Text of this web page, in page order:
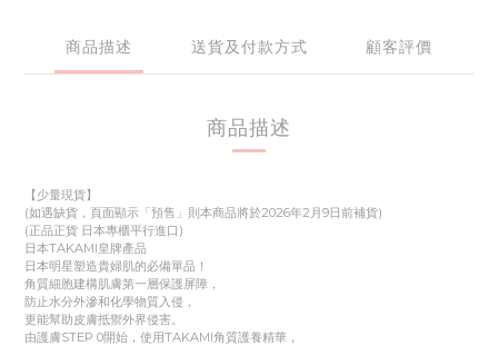
商品描述 送貨及付款方式 顧客評價
商品描述
【少量現貨】
(如遇缺貨，頁面顯示「預售」則本商品將於2026年2月9日前補貨)
(正品正貨 日本專櫃平行進口)
日本TAKAMI皇牌產品
日本明星塑造貴婦肌的必備單品！
角質細胞建構肌膚第一層保護屏障，
防止水分外滲和化學物質入侵，
更能幫助皮膚抵禦外界侵害。
由護膚STEP 0開始，使用TAKAMI角質護養精華，